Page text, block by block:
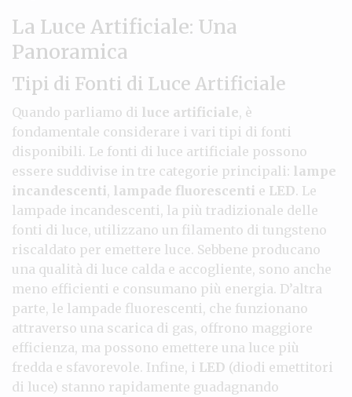
La Luce Artificiale: Una
Panoramica
Tipi di Fonti di Luce Artificiale
Quando parliamo di luce artificiale, è
fondamentale considerare i vari tipi di fonti
disponibili. Le fonti di luce artificiale possono
essere suddivise in tre categorie principali: lampe
incandescenti, lampade fluorescenti e LED. Le
lampade incandescenti, la più tradizionale delle
fonti di luce, utilizzano un filamento di tungsteno
riscaldato per emettere luce. Sebbene producano
una qualità di luce calda e accogliente, sono anche
meno efficienti e consumano più energia. D’altra
parte, le lampade fluorescenti, che funzionano
attraverso una scarica di gas, offrono maggiore
efficienza, ma possono emettere una luce più
fredda e sfavorevole. Infine, i LED (diodi emettitori
di luce) stanno rapidamente guadagnando